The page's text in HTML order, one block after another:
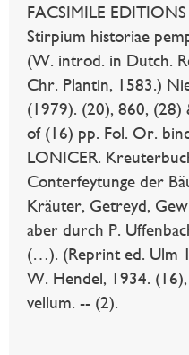
FACSIMILE
Stirpium historiae
(W. introd. in Dutch.
Chr. Plantin, 1583.)
(1979). (20), 860, (28)
of (16) pp. Fol. Or.
LONICER.
Conterfeytunge der
Kräuter, Getreyd,
aber durch P.
(…). (Reprint ed. Ulm
W. Hendel, 1934.
vellum. -- (2).